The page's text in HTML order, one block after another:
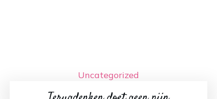
Uncategorized